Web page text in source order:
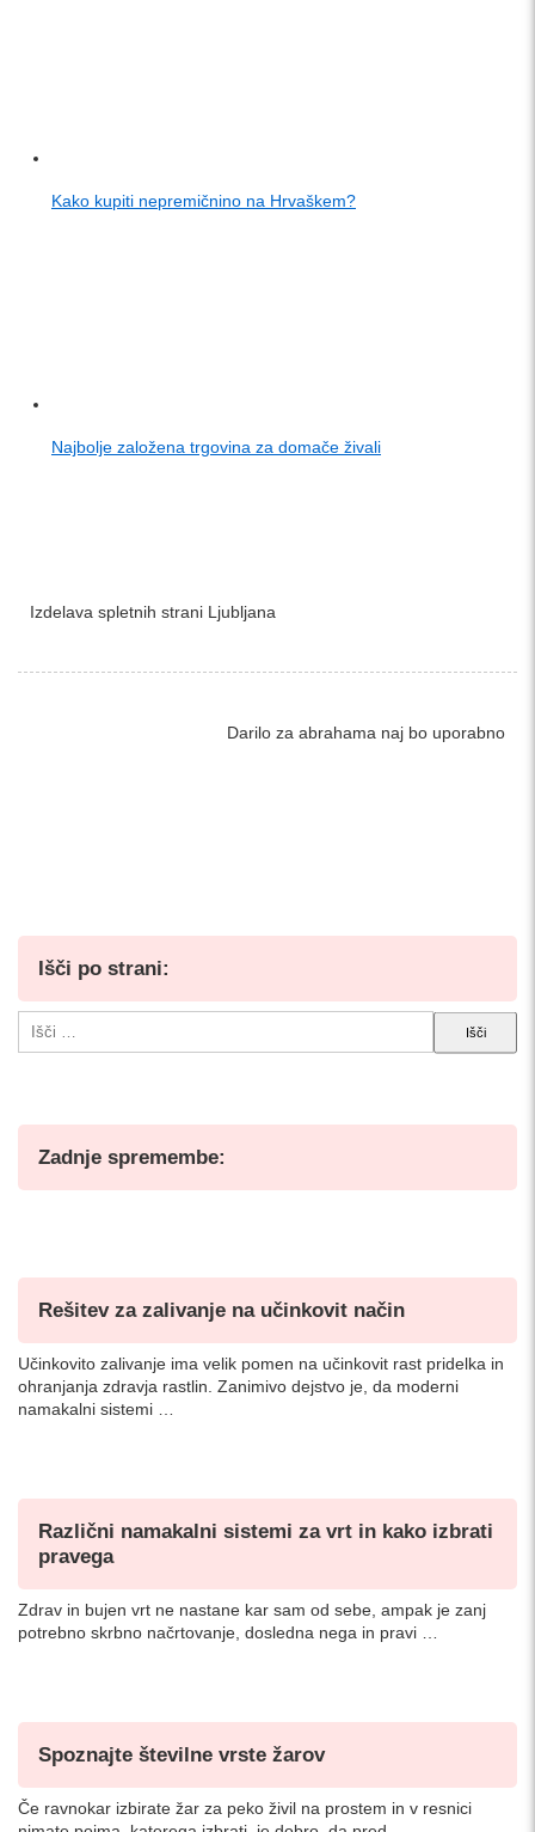
Kako kupiti nepremičnino na Hrvaškem?
Najbolje založena trgovina za domače živali
Izdelava spletnih strani Ljubljana
Darilo za abrahama naj bo uporabno
Išči po strani:
Išči:
Zadnje spremembe:
Rešitev za zalivanje na učinkovit način
Učinkovito zalivanje ima velik pomen na učinkovit rast pridelka in
ohranjanja zdravja rastlin. Zanimivo dejstvo je, da moderni
namakalni sistemi …
Različni namakalni sistemi za vrt in kako izbrati
pravega
Zdrav in bujen vrt ne nastane kar sam od sebe, ampak je zanj
potrebno skrbno načrtovanje, dosledna nega in pravi …
Spoznajte številne vrste žarov
Če ravnokar izbirate žar za peko živil na prostem in v resnici